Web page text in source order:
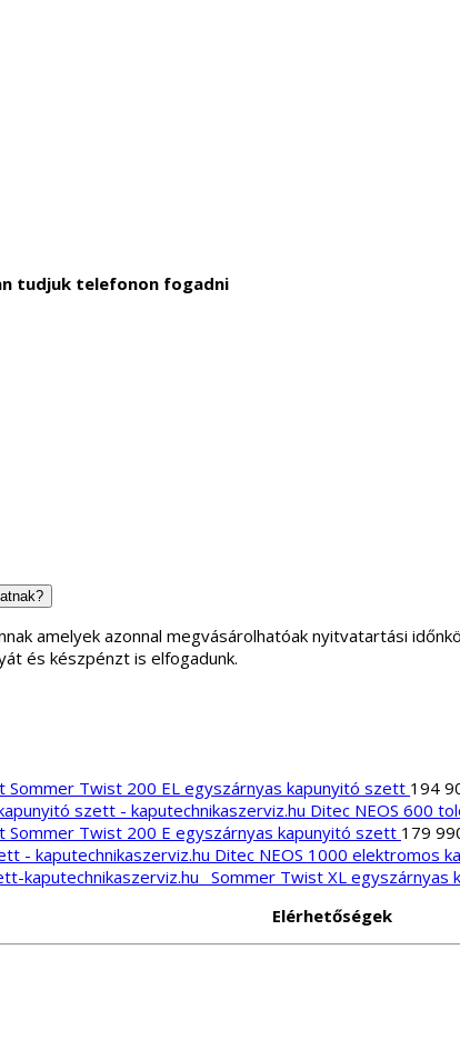
tudjuk telefonon fogadni
amelyek azonnal megvásárolhatóak nyitvatartási
és készpénzt is elfogadunk.
Sommer Twist 200 EL egyszárnyas kapunyitó szett 194
Ditec NEOS 600
Sommer Twist 200 E egyszárnyas kapunyitó szett 179
Ditec NEOS 1000 elektromos
Sommer Twist XL egyszárnyas
Elérhetőségek